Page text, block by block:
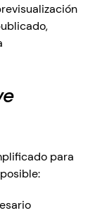
para